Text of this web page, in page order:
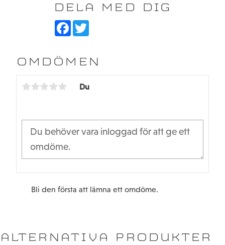
DELA MED DIG
F
b
o
T
t
e
OMDÖMEN
Du
Bli den första att lämna ett omdöme.
ALTERNATIVA PRODUKTER